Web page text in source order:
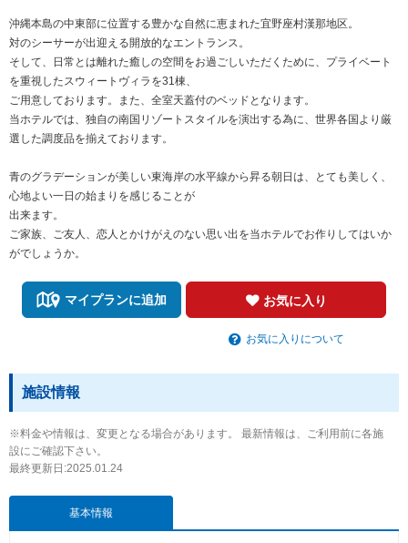
沖縄本島の中東部に位置する豊かな自然に恵まれた宜野座村漢那地区。
対のシーサーが出迎える開放的なエントランス。
そして、日常とは離れた癒しの空間をお過ごしいただくために、プライベート
を重視したスウィートヴィラを31棟、
ご用意しております。また、全室天蓋付のベッドとなります。
当ホテルでは、独自の南国リゾートスタイルを演出する為に、世界各国より厳
選した調度品を揃えております。
青のグラデーションが美しい東海岸の水平線から昇る朝日は、とても美しく、
心地よい一日の始まりを感じることが
出来ます。
ご家族、ご友人、恋人とかけがえのない思い出を当ホテルでお作りしてはいか
がでしょうか。
マイプランに追加 お気に入り
お気に入りについて
施設情報
※料金や情報は、変更となる場合があります。 最新情報は、ご利用前に各施
設にご確認下さい。
最終更新日:2025.01.24
基本情報